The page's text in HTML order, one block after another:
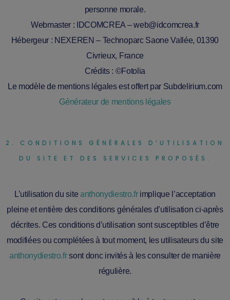
personne morale.
Webmaster : IDCOMCREA – web@idcomcrea.fr
Hébergeur: NEXEREN – Technoparc Saone Vallée, 01390
Civrieux, France
Crédits : ©Fotolia
Le modèle de mentions légales est offert par Subdelirium.com
Générateur de mentions légales
2. CONDITIONS GÉNÉRALES D’UTILISATION
DU SITE ET DES SERVICES PROPOSÉS.
L’utilisation du site anthonydiestro.frimplique l’acceptation
pleine et entière des conditions générales d’utilisation ci-après
décrites. Ces conditions d’utilisation sont susceptibles d’être
modifiées ou complétées à tout moment, les utilisateurs du site
anthonydiestro.frsont donc invités à les consulter de manière
régulière.